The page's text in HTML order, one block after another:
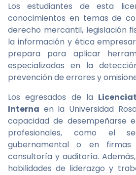
Los estudiantes de esta
conocimientos en temas de
derecho mercantil, legislación
la información y ética
prepara para aplicar
especializadas en la
prevención de errores y
Los egresados de la
Interna en la Universidad
capacidad de desempeñarse
profesionales, como el
gubernamental o en firmas
consultoría y auditoría.
habilidades de liderazgo y